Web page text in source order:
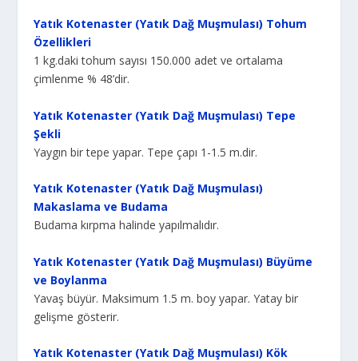
Yatık Kotenaster (Yatık Dağ Muşmulası) Tohum
Özellikleri
1 kg.daki tohum sayısı 150.000 adet ve ortalama
çimlenme % 48’dir.
Yatık Kotenaster (Yatık Dağ Muşmulası) Tepe
Şekli
Yaygın bir tepe yapar. Tepe çapı 1-1.5 m.dir.
Yatık Kotenaster (Yatık Dağ Muşmulası)
Makaslama ve Budama
Budama kırpma halinde yapılmalıdır.
Yatık Kotenaster (Yatık Dağ Muşmulası) Büyüme
ve Boylanma
Yavaş büyür. Maksimum 1.5 m. boy yapar. Yatay bir
gelişme gösterir.
Yatık Kotenaster (Yatık Dağ Muşmulası) Kök